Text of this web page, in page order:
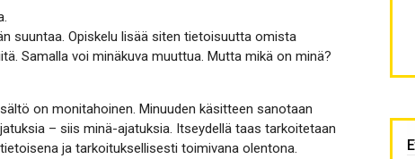
suuntaa. Opiskelu lisää siten tietoisuutta omista
Samalla voi minäkuva muuttua. Mutta mikä on minä?
on monitahoinen. Minuuden käsitteen sanotaan
– siis minä-ajatuksia. Itseydellä taas tarkoitetaan
ja tarkoituksellisesti toimivana olentona.